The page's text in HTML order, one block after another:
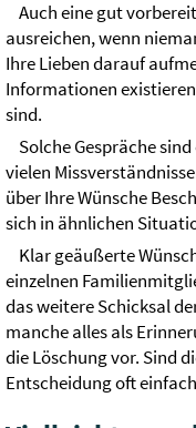
Auch eine gut
ausreichen, wenn
Ihre Lieben darauf
Informationen
sind.
Solche Gespräche
vielen
über Ihre Wünsche
sich in ähnlichen
Klar geäußerte
einzelnen
das weitere Schicksal
manche alles als
die Löschung vor. Sind
Entscheidung oft